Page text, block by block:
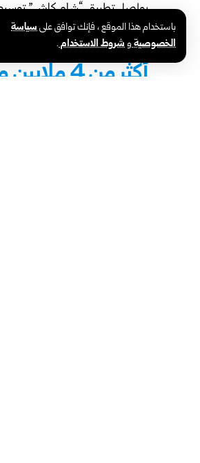
باستخدام هذا الموقع ، فإنك توافق علىسياسة
الخصوصيةوشروط الاستخدام.
يواصل تطبيق “شام كاش” توسيع
الدفع الرقمي والتحويلات
العامة والخاصة.
أكثر من 4 ملايين مستخدم